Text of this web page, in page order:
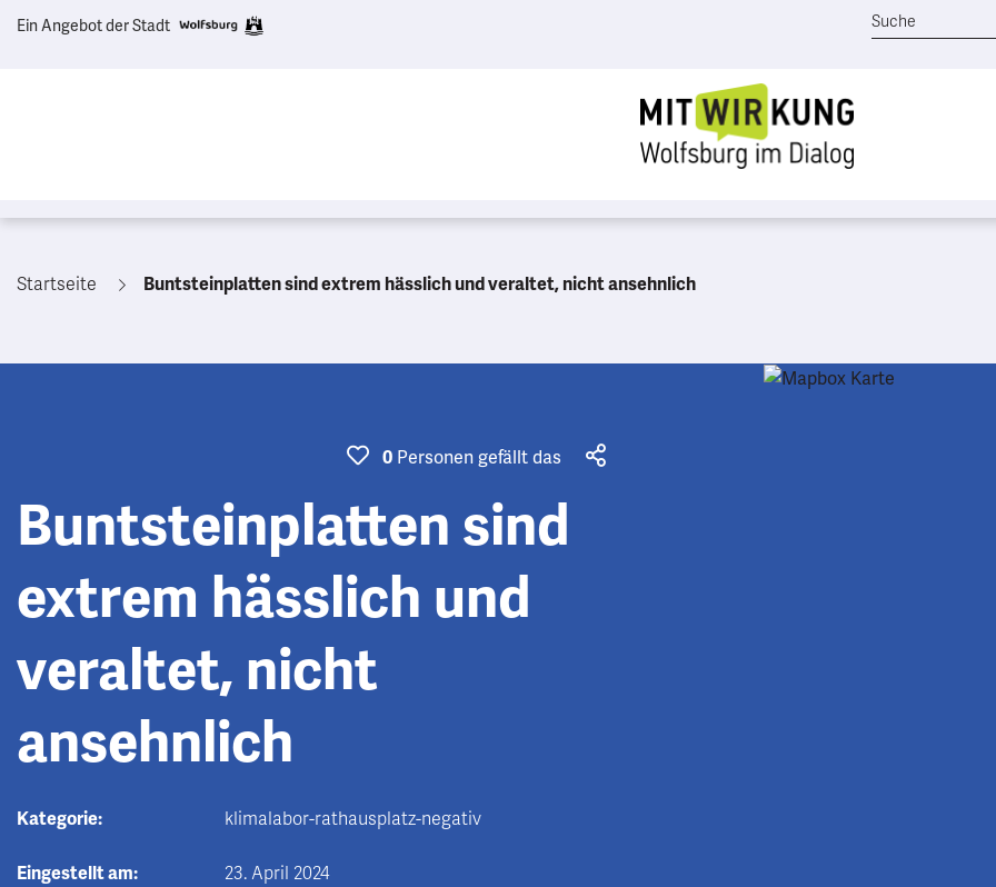
Ein Angebot der Stadt
Startseite Buntsteinplatten sind extrem hässlich und veraltet, nicht ansehnlich
0 Personen gefällt das
Buntsteinplatten sind
extrem hässlich und
veraltet, nicht
ansehnlich
Kategorie: klimalabor-rathausplatz-negativ
Eingestellt am: 23. April 2024